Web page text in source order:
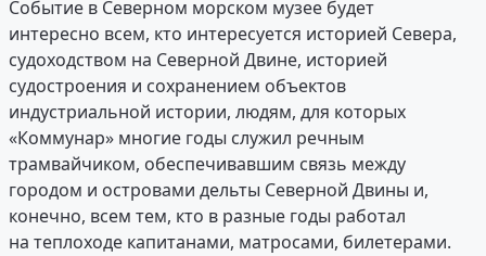
Событие в Северном морском музее будет
интересно всем, кто интересуется историей Севера,
судоходством на Северной Двине, историей
судостроения и сохранением объектов
индустриальной истории, людям, для которых
«Коммунар» многие годы служил речным
трамвайчиком, обеспечивавшим связь между
городом и островами дельты Северной Двины и,
конечно, всем тем, кто в разные годы работал
на теплоходе капитанами, матросами, билетерами.